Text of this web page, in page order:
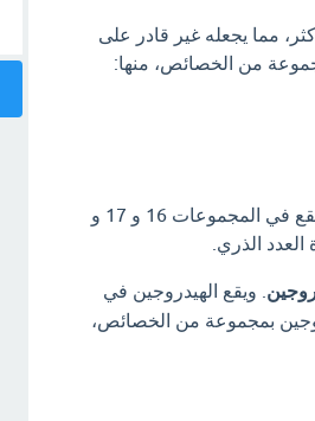
مما يجعله غير قادر على
من الخصائص، منها:
يوجد اللافلزات في جميع أنحاء الجدول الدوري، ولكن معظمها يقع في المجموعات 16 و 17 و
. ويقع الهيدروجين في
بمجموعة من الخصائص،